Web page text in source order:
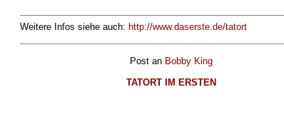
Weitere Infos siehe auch: http://www.daserste.de/tatort
Post an Bobby King
TATORT IM ERSTEN